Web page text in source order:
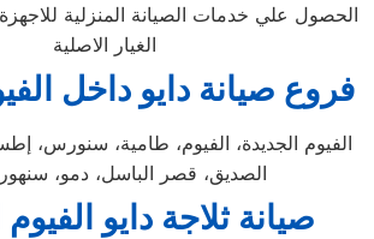
الحصول علي خدمات الصيانة المنزلية للاجهزة
الغيار الاصلية
فروع صيانة دايو داخل
الفيوم الجديدة، الفيوم، طامية، سنورس،
الصديق، قصر الباسل، دمو، سنهور
صيانة ثلاجة دايو